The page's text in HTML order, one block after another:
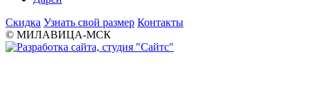
Скидка Узнать свой размер Контакты
© МИЛАВИЦА-МСК